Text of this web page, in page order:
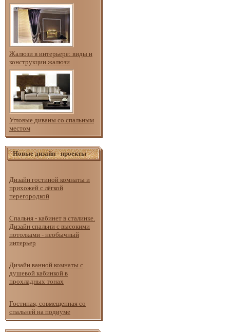
Жалюзи в интерьере: виды и
конструкции жалюзи
Угловые диваны со спальным
местом
Новые дизайн - проекты
Дизайн гостиной комнаты и
прихожей с лёгкой
перегородкой
Спальня - кабинет в сталинке.
Дизайн спальни с высокими
потолками - необычный
интерьер
Дизайн ванной комнаты с
душевой кабинкой в
прохладных тонах
Гостиная, совмещенная со
спальней на подиуме